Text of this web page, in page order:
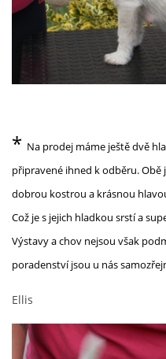
* Na prodej máme ještě dvě
připravené ihned k odběru. Obě
dobrou kostrou a krásnou
Což je s jejich hladkou srstí a
Výstavy a chov nejsou však
poradenství jsou u nás
Ellis